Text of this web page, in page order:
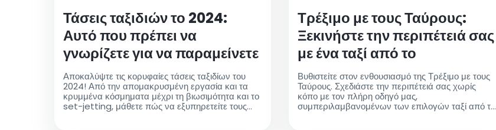
Τάσεις ταξιδιών το 2024:
Αυτό που πρέπει να
γνωρίζετε για να παραμείνετε
μπροστά
Αποκαλύψτε τις κορυφαίες τάσεις ταξιδίων του
2024! Από την απομακρυσμένη εργασία και τα
κρυμμένα κόσμηματα μέχρι τη βιωσιμότητα και το
set-jetting, μάθετε πώς να εξυπηρετείτε τους
Τρέξιμο με τους Ταύρους:
Ξεκινήστε την περιπέτειά σας
με ένα ταξί από το
αεροδρόμιο
Βυθιστείτε στον ενθουσιασμό της Τρέξιμο με τους
Ταύρους. Σχεδιάστε την περιπέτειά σας χωρίς
κόπο με τον πλήρη οδηγό μας,
συμπεριλαμβανομένων των επιλογών ταξί από το